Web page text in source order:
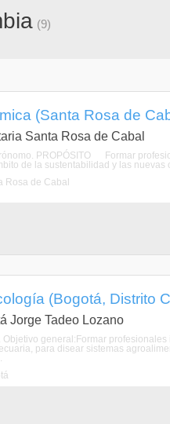
(9)
(Santa Rosa de
Santa Rosa de Cabal
PROPÓSITO Formar
de la sustentabilidad y las
Rosa de Cabal
(Bogotá, Distrito
Jorge Tadeo Lozano
general:Formar
para disear sistemas